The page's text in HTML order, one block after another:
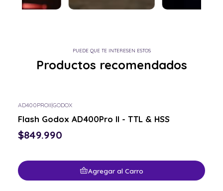
PUEDE QUE TE INTERESEN ESTOS
Productos recomendados
AD400PROII|GODOX
Flash Godox AD400Pro II - TTL & HSS
$849.990
Agregar al Carro